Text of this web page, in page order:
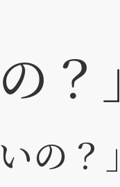
？」
の？」